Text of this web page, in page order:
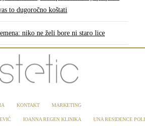
to dugoročno koštati
niko ne želi bore ni staro lice
KONTAKT MARKETING
IOANNA REGEN KLINIKA UNA RESIDENCE